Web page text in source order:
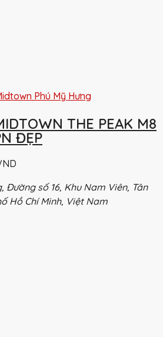
Phú Mỹ Hưng
THE PEAK M8
ĐẸP
Đường số 16, Khu Nam Viên, Tân
Hồ Chí Minh, Việt Nam